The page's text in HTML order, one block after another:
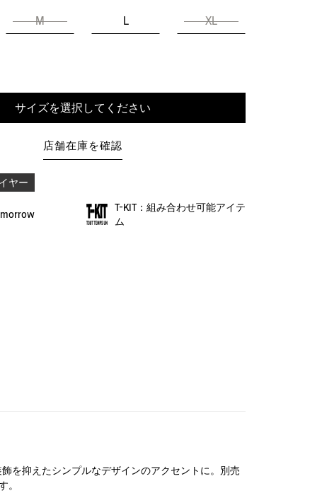
M L XL
サイズを選択してください
店舗在庫を確認
ヤー
T-KIT：組み合わせ可能アイテ
ム
を抑えたシンプルなデザインのアクセントに。別売
。